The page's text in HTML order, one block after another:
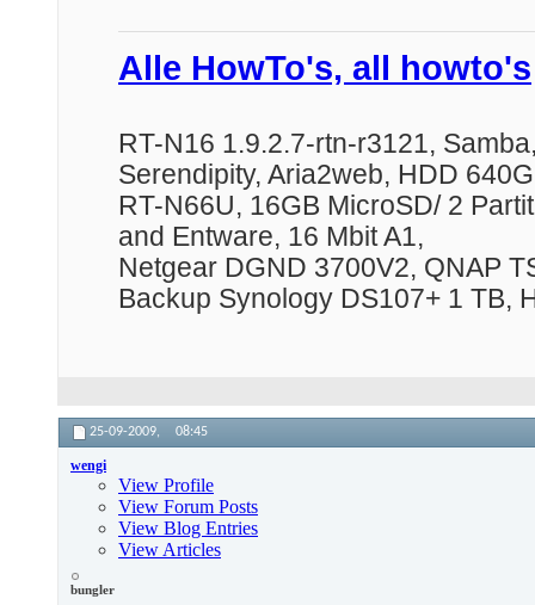
Alle HowTo's, all howto's
RT-N16 1.9.2.7-rtn-r3121,
Serendipity, Aria2web, HDD
RT-N66U, 16GB MicroSD/ 2
and Entware, 16 Mbit A1,
Netgear DGND 3700V2, QNAP
Backup Synology DS107+ 1 TB,
25-09-2009, 08:45
wengi
View Profile
View Forum Posts
View Blog Entries
View Articles
bungler